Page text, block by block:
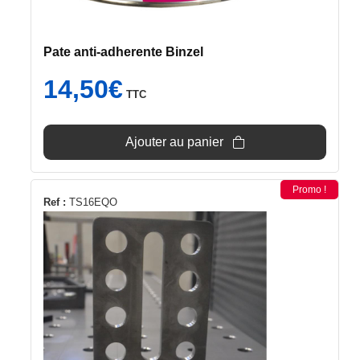
Pate anti-adherente Binzel
14,50€ TTC
Ajouter au panier
Ref : TS16EQO
Promo !